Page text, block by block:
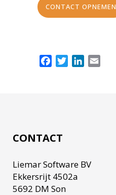
CONTACT OPNEMEN
FacebookTwitterLinkedIn
CONTACT
Liemar Software BV
Ekkersrijt 4502a
5692 DM Son